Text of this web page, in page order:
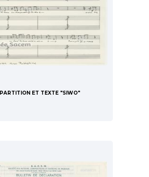
PARTITION ET TEXTE "SIWO"